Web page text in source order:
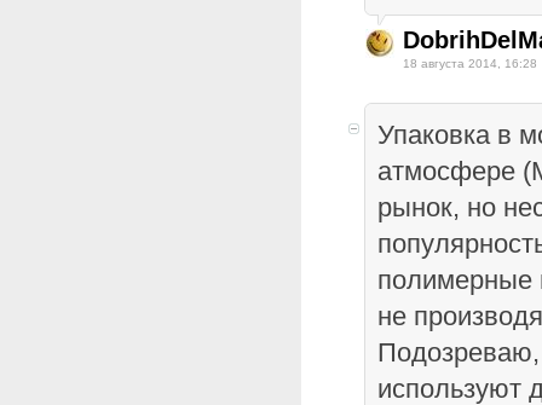
18 августа 2014, 16:28
Упаковка в
атмосфере
рынок, но
полимерные
не
используют